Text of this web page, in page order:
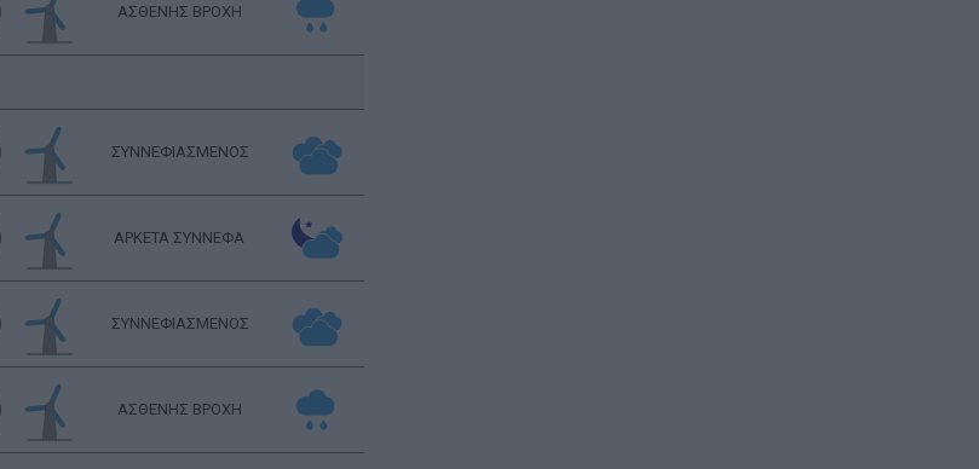
ΑΣΘΕΝΗΣ ΒΡΟΧΗ
ΣΥΝΝΕΦΙΑΣΜΕΝΟΣ
ΑΡΚΕΤΑ ΣΥΝΝΕΦΑ
ΣΥΝΝΕΦΙΑΣΜΕΝΟΣ
ΑΣΘΕΝΗΣ ΒΡΟΧΗ